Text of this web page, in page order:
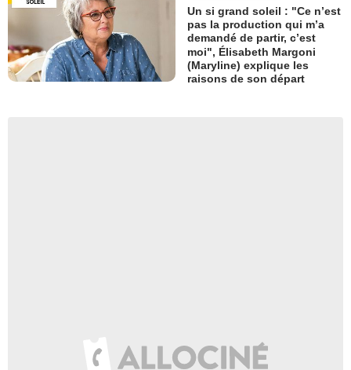
Un si grand soleil : "Ce n’est
pas la production qui m’a
demandé de partir, c’est
moi", Élisabeth Margoni
(Maryline) explique les
raisons de son départ